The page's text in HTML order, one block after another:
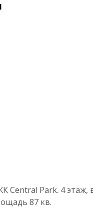
Central Park. 4 этаж,
87 кв.